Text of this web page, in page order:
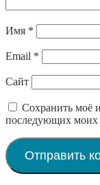
Имя *
Email *
Сайт
Сохранить моё
последующих моих